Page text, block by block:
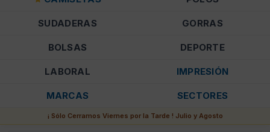
SUDADERAS GORRAS
BOLSAS DEPORTE
LABORAL IMPRESIÓN
MARCAS SECTORES
¡ Sólo Cerramos Viernes por la Tarde ! Julio y Agosto